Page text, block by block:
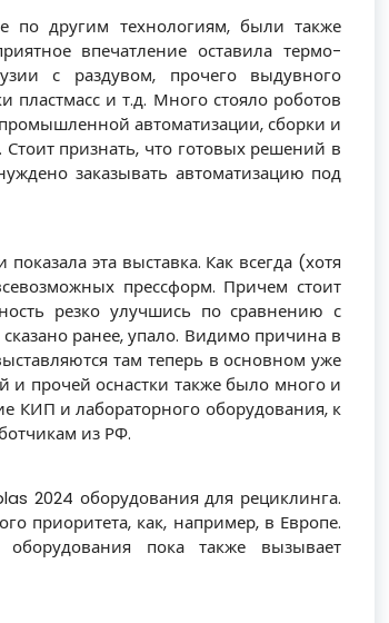
другим технологиям, были также
впечатление оставила термо-
с раздувом, прочего выдувного
и т.д. Много стояло роботов
автоматизации, сборки и
признать, что готовых решений в
заказывать автоматизацию под
эта выставка. Как всегда (хотя
прессформ. Причем стоит
резко улучшись по сравнению с
ранее, упало. Видимо причина в
там теперь в основном уже
и прочей оснастки также было много и
КИП и лабораторного оборудования, к
из РФ.
2024 оборудования для рециклинга.
приоритета, как, например, в Европе.
оборудования пока также вызывает